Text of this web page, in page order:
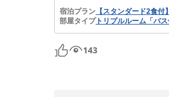
宿泊プラン 【スタンダード2食
部屋タイプトリプルルーム「バス
143